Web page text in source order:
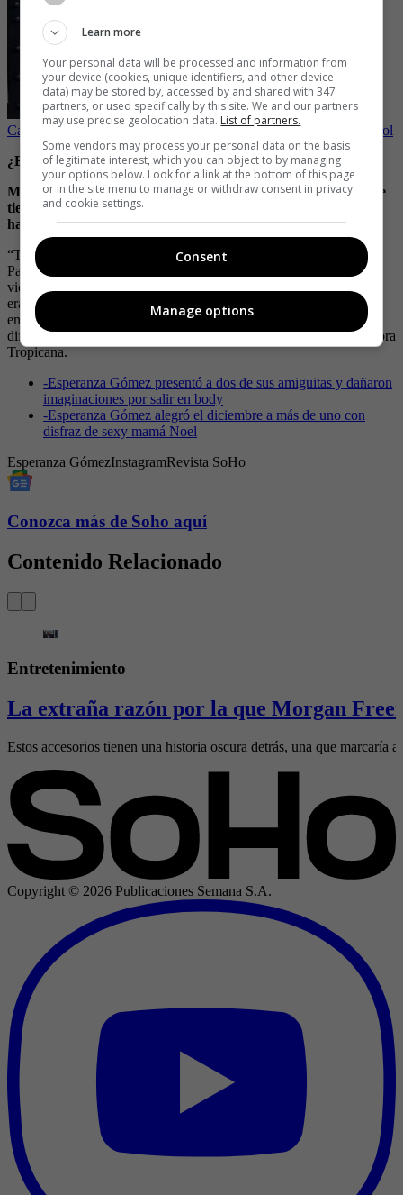
Carolina Cruz se hizo candente tatuaje en zona donde no llega el sol
¿Esperanza Gómez tiene una hija?
Muchos quedaron sorprendidos cuando Esperanza reveló que
tiene una “hija” de 26 años, que realmente es una sobrina que
ha criado desde muy pequeña.
“Tengo una niña de 26 años, ha sido como mi hija y la eduqué.
Padre no es el que engendra, es el que hace el papel… Nunca me
vio teniendo citas diferentes a mi marido, ella entendió que lo mío
era un trabajo, la asimilación es diferente si uno les cuenta y no se
entera por sus compañeritos que cambian las cosas e interpretan
diferente”, reveló Esperanza en una de sus entrevistas con la emisora
Tropicana.
-Esperanza Gómez presentó a dos de sus amiguitas y dañaron
imaginaciones por salir en body
-Esperanza Gómez alegró el diciembre a más de uno con
disfraz de sexy mamá Noel
Esperanza GómezInstagramRevista SoHo
Conozca más de Soho aquí
Contenido Relacionado
Entretenimiento
La extraña razón por la que Morgan
Estos accesorios tienen una historia oscura detrás, una que marcaría
Copyright © 2026 Publicaciones Semana S.A.
Learn more
Your personal data will be processed and information from
your device (cookies, unique identifiers, and other device
data) may be stored by, accessed by and shared with 347
partners, or used specifically by this site. We and our partners
may use precise geolocation data. List of partners.
Some vendors may process your personal data on the basis
of legitimate interest, which you can object to by managing
your options below. Look for a link at the bottom of this page
or in the site menu to manage or withdraw consent in privacy
and cookie settings.
Consent
Manage options